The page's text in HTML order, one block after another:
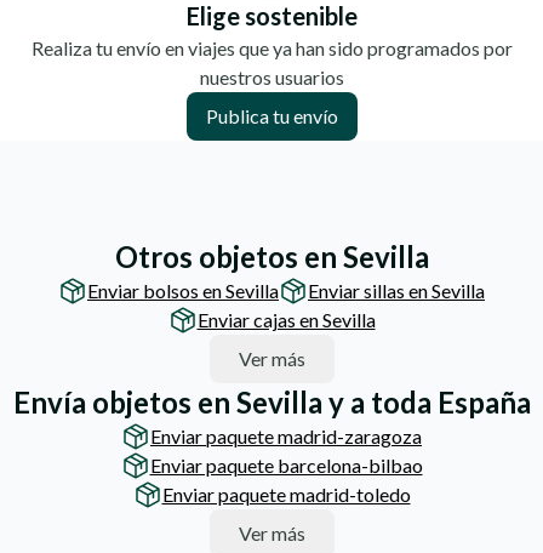
Elige sostenible
Realiza tu envío en viajes que ya han sido programados por
nuestros usuarios
Publica tu envío
Otros objetos en Sevilla
Enviar bolsos en Sevilla
Enviar sillas en Sevilla
Enviar cajas en Sevilla
Ver más
Envía objetos en Sevilla y a toda España
Enviar paquete madrid-zaragoza
Enviar paquete barcelona-bilbao
Enviar paquete madrid-toledo
Ver más